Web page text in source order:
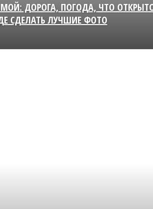
ДОРОГА, ПОГОДА, ЧТО
СДЕЛАТЬ ЛУЧШИЕ ФОТО